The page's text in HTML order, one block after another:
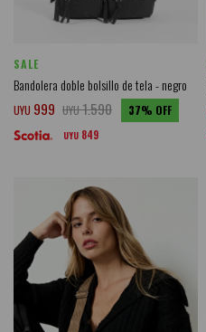
SALE
Bandolera doble bolsillo de tela - negro
UYU 999 UYU1.590 37
UYU 849